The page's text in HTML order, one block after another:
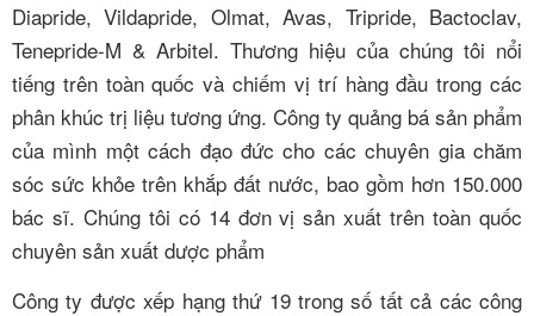
Diapride, Vildapride, Olmat, Avas, Tripride, Bactoclav,
Tenepride-M & Arbitel. Thương hiệu của chúng tôi nổi
tiếng trên toàn quốc và chiếm vị trí hàng đầu trong các
phân khúc trị liệu tương ứng. Công ty quảng bá sản phẩm
của mình một cách đạo đức cho các chuyên gia chăm
sóc sức khỏe trên khắp đất nước, bao gồm hơn 150.000
bác sĩ. Chúng tôi có 14 đơn vị sản xuất trên toàn quốc
chuyên sản xuất dược phẩm
Công ty được xếp hạng thứ 19 trong số tất cả các công